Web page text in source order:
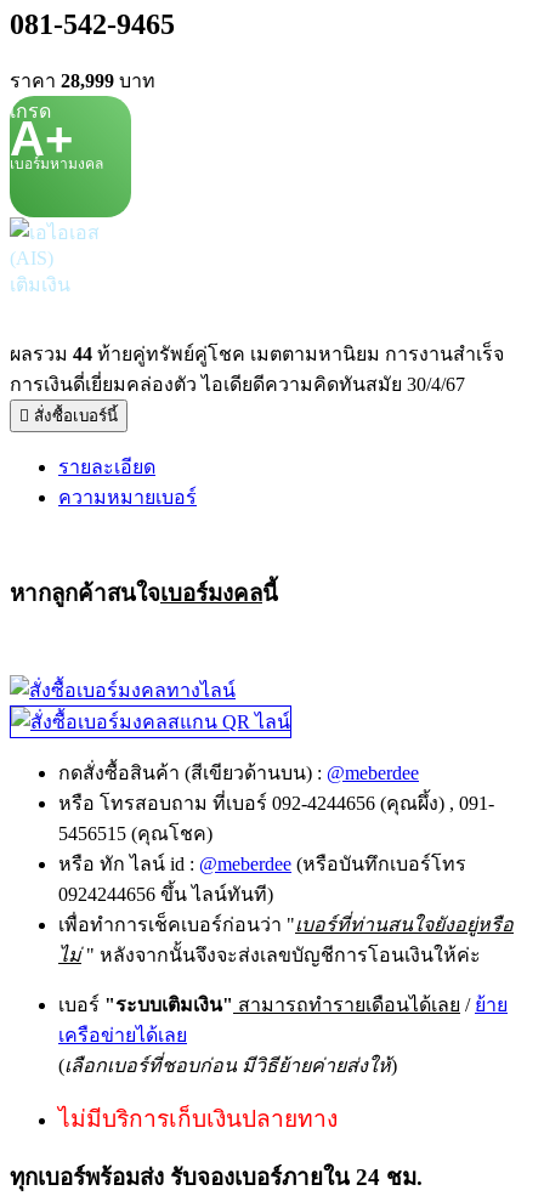
081-542-9465
ราคา 28,999 บาท
เกรด
A+
เบอร์มหามงคล
เติมเงิน
ผลรวม 44 ท้ายคู่ทรัพย์คู่โชค เมตตามหานิยม การงานสำเร็จ
การเงินดี่เยี่ยมคล่องตัว ไอเดียดีความคิดทันสมัย 30/4/67
สั่งซื้อเบอร์นี้
รายละเอียด
ความหมายเบอร์
หากลูกค้าสนใจเบอร์มงคลนี้
กดสั่งซื้อสินค้า (สีเขียวด้านบน) : @meberdee
หรือ โทรสอบถาม ที่เบอร์ 092-4244656 (คุณผึ้ง) , 091-
5456515 (คุณโชค)
หรือ ทัก ไลน์ id : @meberdee (หรือบันทึกเบอร์โทร
0924244656 ขึ้น ไลน์ทันที)
เพื่อทำการเช็คเบอร์ก่อนว่า "เบอร์ที่ท่านสนใจยังอยู่หรือ
ไม่" หลังจากนั้นจึงจะส่งเลขบัญชีการโอนเงินให้ค่ะ
เบอร์ "ระบบเติมเงิน" สามารถทำรายเดือนได้เลย / ย้าย
เครือข่ายได้เลย
(เลือกเบอร์ที่ชอบก่อน มีวิธีย้ายค่ายส่งให้)
ไม่มีบริการเก็บเงินปลายทาง
ทุกเบอร์พร้อมส่ง รับจองเบอร์ภายใน 24 ชม.